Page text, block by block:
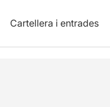
Cartellera i entrades